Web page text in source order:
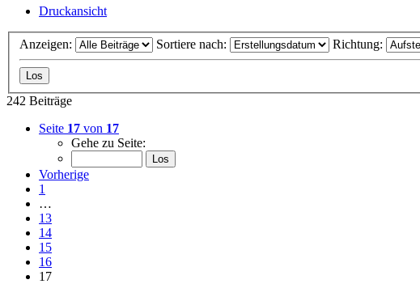
Druckansicht
Anzeigen: Sortiere nach: Richtung:
242 Beiträge
Seite 17 von 17
Gehe zu Seite:
Vorherige
1
…
13
14
15
16
17